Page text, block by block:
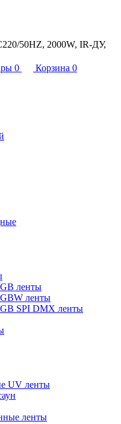
50HZ, 2000W, IR-ДУ,
0 Корзина 0
ленты
ленты
SPI DMX ленты
UV ленты
ленты